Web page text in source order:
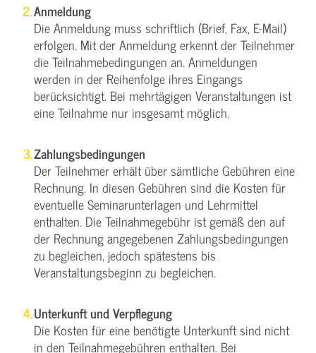
Anmeldung
Die Anmeldung muss schriftlich (Brief, Fax, E-Mail)
erfolgen. Mit der Anmeldung erkennt der Teilnehmer
die Teilnahmebedingungen an. Anmeldungen
werden in der Reihenfolge ihres Eingangs
berücksichtigt. Bei mehrtägigen Veranstaltungen ist
eine Teilnahme nur insgesamt möglich.
Zahlungsbedingungen
Der Teilnehmer erhält über sämtliche Gebühren eine
Rechnung. In diesen Gebühren sind die Kosten für
eventuelle Seminarunterlagen und Lehrmittel
enthalten. Die Teilnahmegebühr ist gemäß den auf
der Rechnung angegebenen Zahlungsbedingungen
zu begleichen, jedoch spätestens bis
Veranstaltungsbeginn zu begleichen.
Unterkunft und Verpflegung
Die Kosten für eine benötigte Unterkunft sind nicht
in den Teilnahmegebühren enthalten. Bei